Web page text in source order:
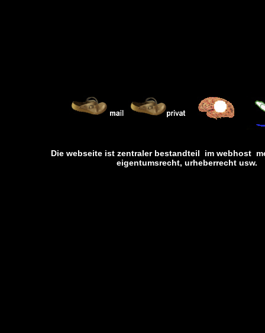
Die webseite ist zentraler bestandteil im webhost
eigentumsrecht, urheberrecht